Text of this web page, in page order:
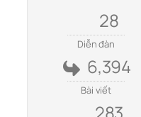
28
Diễn đàn
6,394
Bài viết